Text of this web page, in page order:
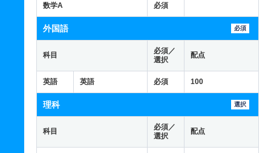
数学A
必須
外国語 必須
科目
必須／
選択
配点
英語 英語 必須 100
理科 選択
科目
必須／
選択
配点